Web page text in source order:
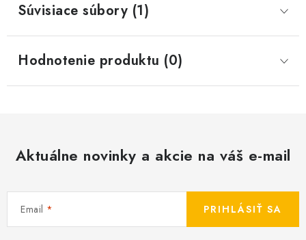
Súvisiace súbory (1)
Hodnotenie produktu (0)
Aktuálne novinky a akcie na váš e-mail
Email PRIHLÁSIŤ SA